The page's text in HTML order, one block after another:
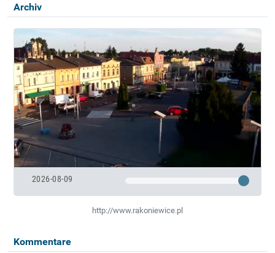
Archiv
2026-08-09
http://www.rakoniewice.pl
Kommentare